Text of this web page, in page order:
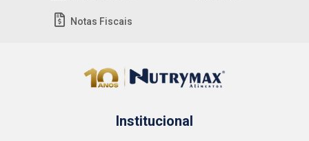
Notas Fiscais
Institucional